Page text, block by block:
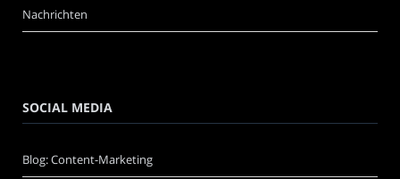
Nachrichten
SOCIAL MEDIA
Blog: Content-Marketing